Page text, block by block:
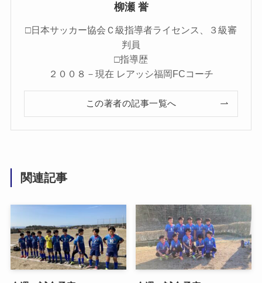
柳瀬 誉
□日本サッカー協会Ｃ級指導者ライセンス、３級審
判員
□指導歴
２００８－現在 レアッシ福岡FCコーチ
この著者の記事一覧へ
関連記事